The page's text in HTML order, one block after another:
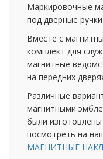
Маркировочные
под дверные
Вместе с
комплект для
магнитные
на передних
Различные
магнитными
были
посмотреть на
МАГНИТНЫЕ